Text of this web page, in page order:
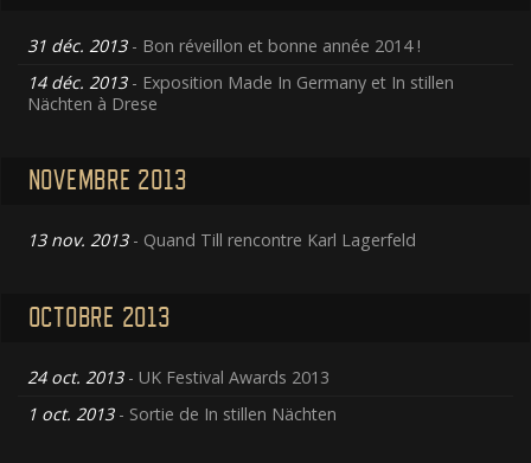
31 déc. 2013- Bon réveillon et bonne année 2014 !
14 déc. 2013- Exposition Made In Germany et In stillen
Nächten à Drese
NOVEMBRE 2013
13 nov. 2013- Quand Till rencontre Karl Lagerfeld
OCTOBRE 2013
24 oct. 2013- UK Festival Awards 2013
1 oct. 2013- Sortie de In stillen Nächten